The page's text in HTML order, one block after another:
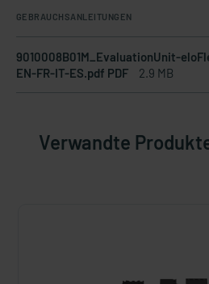
GEBRAUCHSANLEITUNGEN
9010008B01M_EvaluationUnit-
EN-FR-IT-ES.pdf PDF
2.9 MB
Verwandte